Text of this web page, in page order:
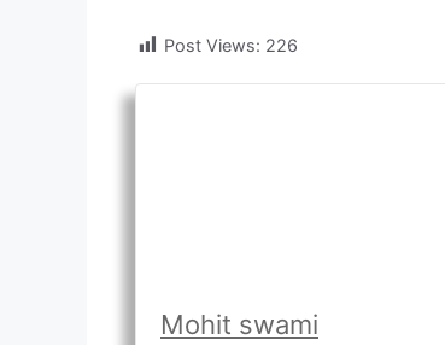
Post Views: 226
Mohit swami